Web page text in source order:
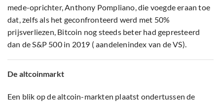
mede-oprichter, Anthony Pompliano, die voegde eraan toe
dat, zelfs als het geconfronteerd werd met 50%
prijsverliezen, Bitcoin nog steeds beter had gepresteerd
dan de S&P 500 in 2019 ( aandelenindex van de VS).
De altcoinmarkt
Een blik op de altcoin-markten plaatst ondertussen de